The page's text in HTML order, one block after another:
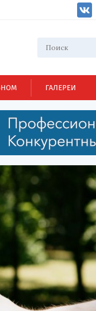
ГАЛЕРЕИ